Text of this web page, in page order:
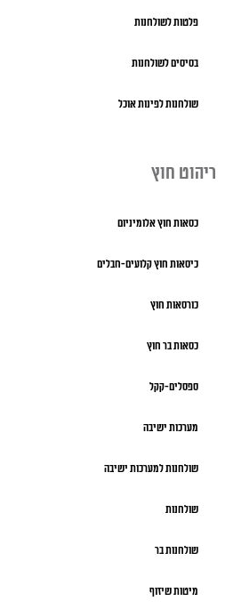
פלטות לשולחנות
בסיסים לשולחנות
שולחנות לפינות אוכל
ריהוט חוץ
כסאות חוץ אלומיניום
כיסאות חוץ קלועים-חבלים
כורסאות חוץ
כסאות בר חוץ
ספסלים-קקל
מערכות ישיבה
שולחנות למערכות ישיבה
שולחנות
שולחנות בר
מיטות שיזוף